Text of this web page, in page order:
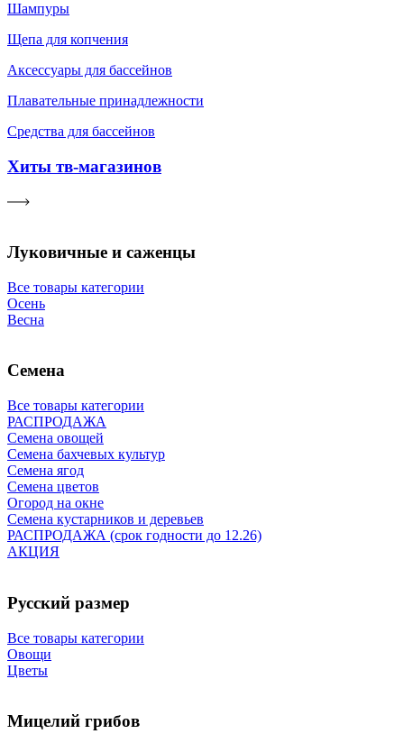
Шампуры
Щепа для копчения
Аксессуары для бассейнов
Плавательные принадлежности
Средства для бассейнов
Хиты тв-магазинов
Луковичные и саженцы
Все товары категории
Осень
Весна
Семена
Все товары категории
РАСПРОДАЖА
Семена овощей
Семена бахчевых культур
Семена ягод
Семена цветов
Огород на окне
Семена кустарников и деревьев
РАСПРОДАЖА (срок годности до 12.26)
АКЦИЯ
Русский размер
Все товары категории
Овощи
Цветы
Мицелий грибов